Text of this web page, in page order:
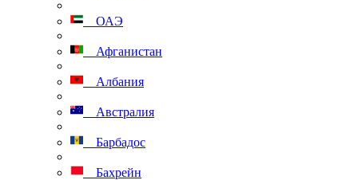
ОАЭ
Афганистан
Албания
Австралия
Барбадос
Бахрейн